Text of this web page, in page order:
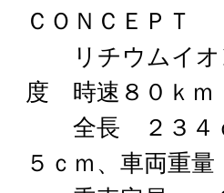
ＣＯＮＣＥＰＴ
リチウムイオ
度 時速８０ｋｍ
全長 ２３４ｃ
５ｃｍ、車両重